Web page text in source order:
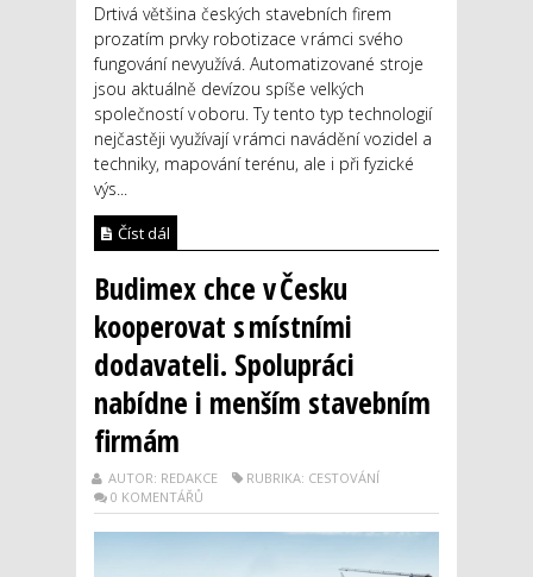
Drtivá většina českých stavebních firem
prozatím prvky robotizace v rámci svého
fungování nevyužívá. Automatizované stroje
jsou aktuálně devízou spíše velkých
společností v oboru. Ty tento typ technologií
nejčastěji využívají v rámci navádění vozidel a
techniky, mapování terénu, ale i při fyzické
výs...
Číst dál
Budimex chce v Česku
kooperovat s místními
dodavateli. Spolupráci
nabídne i menším stavebním
firmám
AUTOR: REDAKCE
RUBRIKA: CESTOVÁNÍ
0 KOMENTÁŘŮ